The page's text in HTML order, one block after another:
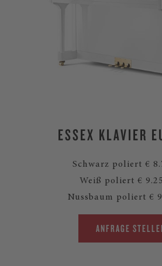
ESSEX KLAVIER
Schwarz poliert €
Weiß poliert €
Nussbaum poliert €
ANFRAGE